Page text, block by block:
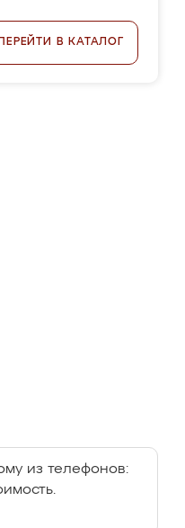
ПЕРЕЙТИ В КАТАЛОГ
из телефонов: